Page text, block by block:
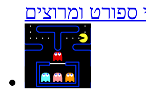
ומרוצים